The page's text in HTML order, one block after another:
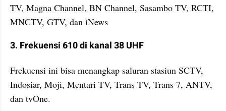
TV, Magna Channel, BN Channel, Sasambo TV, RCTI,
MNCTV, GTV, dan iNews
3. Frekuensi 610 di kanal 38 UHF
Frekuensi ini bisa menangkap saluran stasiun SCTV,
Indosiar, Moji, Mentari TV, Trans TV, Trans 7, ANTV,
dan tvOne.